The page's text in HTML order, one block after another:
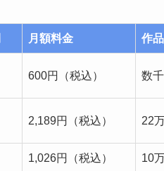
月額料金 作
600円（税込） 数
2,189円（税込） 22
1,026円（税込） 10